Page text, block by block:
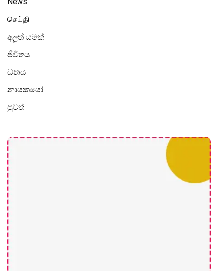
செய்தி
අලූත් යමක්
ජීවිතය
ධනය
නායකයෝ
පුවත්